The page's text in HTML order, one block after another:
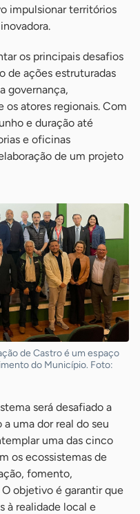
impulsionar territórios
os principais desafios
de ações estruturadas
governança,
atores regionais. Com
e duração até
e oficinas
de um projeto
de Castro é um espaço
do Município. Foto:
será desafiado a
uma dor real do seu
uma das cinco
os ecossistemas de
fomento,
objetivo é garantir que
à realidade local e